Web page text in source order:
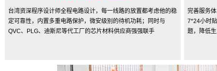
台湾资深程序设计师全程电路设计，每一线路的放置都考虑他的稳
定可靠性，内置多重电路保护，微安级别的待机功耗；同时与
QVC、PLG、迪斯尼等代工厂的芯片材料供应商强强联手
完善服务
7*24小时
题，降低